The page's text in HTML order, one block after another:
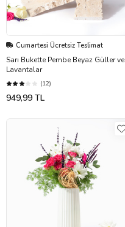
Cumartesi Ücretsiz Teslimat
Sarı Bukette Pembe Beyaz Güller ve
Lavantalar
(12)
949,99 TL